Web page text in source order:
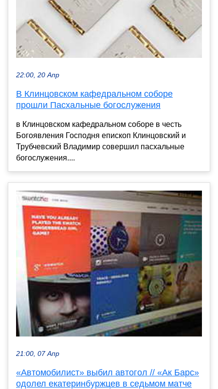
22:00, 20 Апр
В Клинцовском кафедральном соборе
прошли Пасхальные богослужения
в Клинцовском кафедральном соборе в честь
Богоявления Господня епископ Клинцовский и
Трубчевский Владимир совершил пасхальные
богослужения....
21:00, 07 Апр
«Автомобилист» выбил автогол // «Ак Барс»
одолел екатеринбуржцев в седьмом матче